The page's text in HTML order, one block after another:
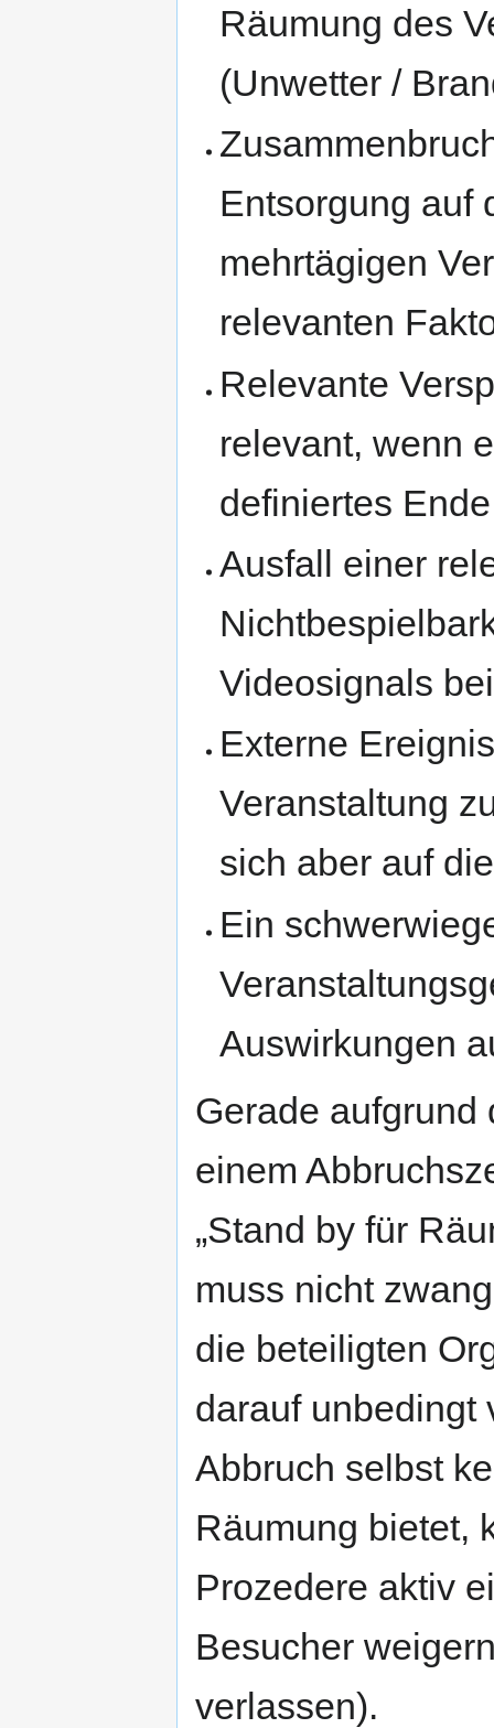
Räumung des
(Unwetter /
Entsorgung auf
mehrtägigen
relevanten
Relevante
relevant, wenn
definiertes
Ausfall einer
Videosignals
Externe
Veranstaltung
sich aber auf
Ein
Auswirkungen
Gerade aufgrund
einem
„Stand by für
muss nicht
die beteiligten
darauf unbedingt
Abbruch selbst
Räumung bietet,
Prozedere aktiv
Besucher
verlassen).